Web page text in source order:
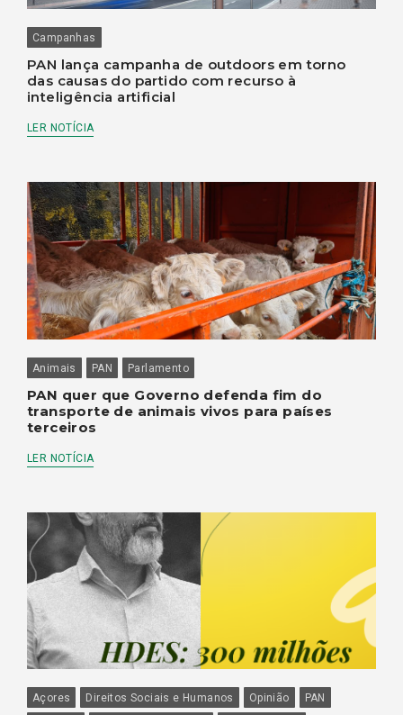
Campanhas
PAN lança campanha de outdoors em torno
das causas do partido com recurso à
inteligência artificial
LER NOTÍCIA
Animais PAN Parlamento
PAN quer que Governo defenda fim do
transporte de animais vivos para países
terceiros
LER NOTÍCIA
Açores Direitos Sociais e Humanos Opinião
PAN